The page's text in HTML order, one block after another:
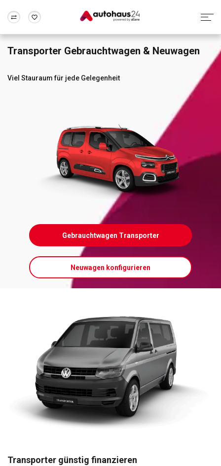
Zum Antrag Alle Fragen & Antworten MünchenBerlin
Frankfurt Wuppertal
Transporter Gebrauchtwagen & Neuwagen
Viel Stauraum für jede Gelegenheit
Gebrauchtwagen Transporter
Neuwagen konfigurieren
Transporter günstig finanzieren